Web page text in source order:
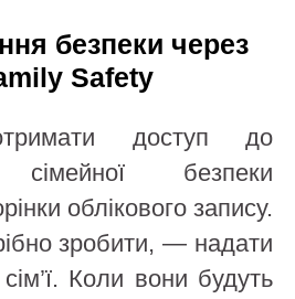
безпеки через
Safety
доступ до
сімейної безпеки
облікового запису.
зробити, — надати
Коли вони будуть